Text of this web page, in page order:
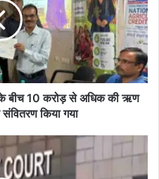
बीच 10 करोड़ से अधिक की ऋण
संवितरण किया गया